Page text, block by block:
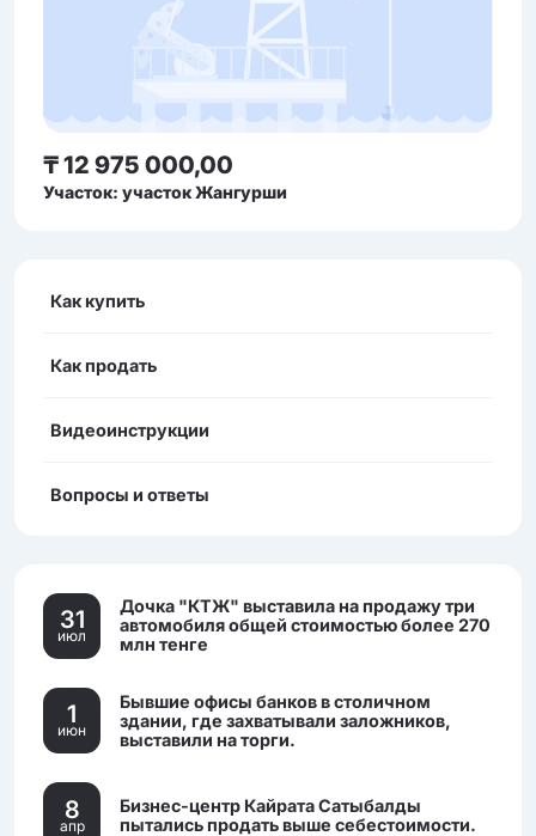
₸ 12 975 000,00
Участок: участок Жангурши
Как купить
Как продать
Видеоинструкции
Вопросы и ответы
31
июл
Дочка "КТЖ" выставила на продажу три
автомобиля общей стоимостью более 270
млн тенге
1
июн
Бывшие офисы банков в столичном
здании, где захватывали заложников,
выставили на торги.
8
апр
Бизнес-центр Кайрата Сатыбалды
пытались продать выше себестоимости.